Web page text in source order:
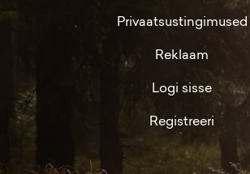
Privaatsustingimused
Reklaam
Logi sisse
Registreeri